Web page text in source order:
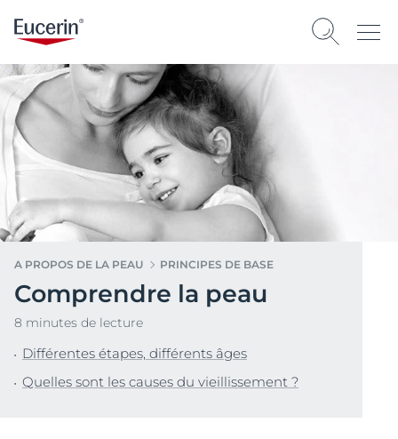
A PROPOS DE LA PEAU PRINCIPES DE BASE
Comprendre la peau
8 minutes de lecture
Différentes étapes, différents âges
Quelles sont les causes du vieillissement ?